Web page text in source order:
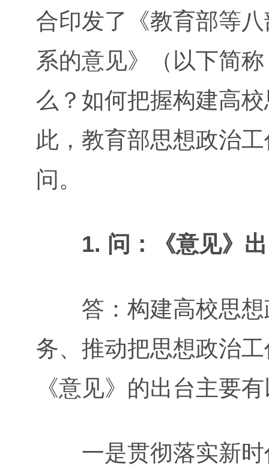
合印发了《教育部等
系的意见》（以下简
么？如何把握构建高
此，教育部思想政治
问。
1. 问：《意见》
答：构建高校思想
务、推动把思想政治
《意见》的出台主要
一是贯彻落实新时